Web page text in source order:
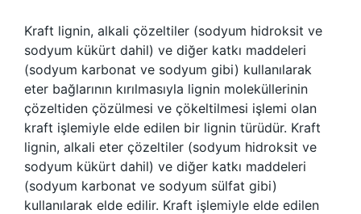
Kraft lignin, alkali çözeltiler (sodyum hidroksit ve
sodyum kükürt dahil) ve diğer katkı maddeleri
(sodyum karbonat ve sodyum gibi) kullanılarak
eter bağlarının kırılmasıyla lignin moleküllerinin
çözeltiden çözülmesi ve çökeltilmesi işlemi olan
kraft işlemiyle elde edilen bir lignin türüdür. Kraft
lignin, alkali eter çözeltiler (sodyum hidroksit ve
sodyum kükürt dahil) ve diğer katkı maddeleri
(sodyum karbonat ve sodyum sülfat gibi)
kullanılarak elde edilir. Kraft işlemiyle elde edilen